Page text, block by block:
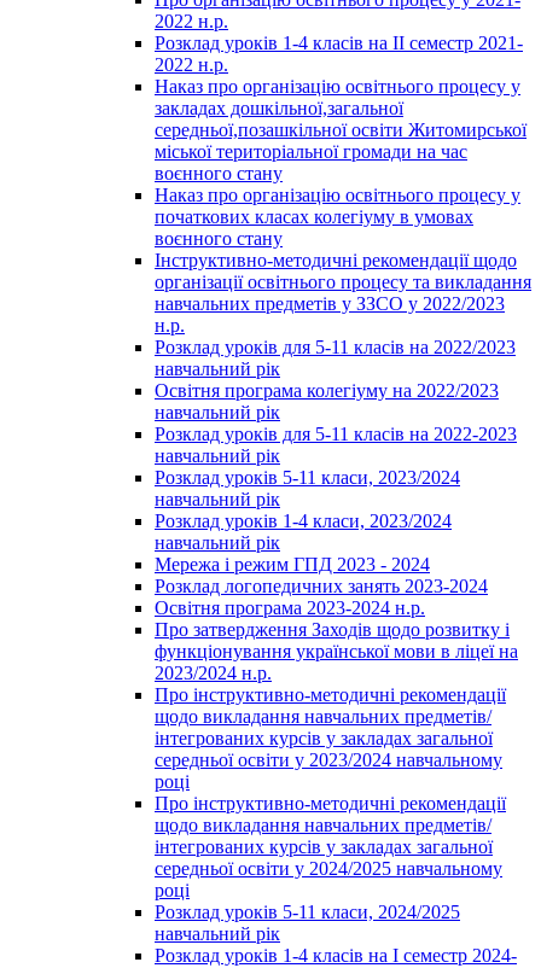
2022 н.р.
Розклад уроків 1-4 класів на ІІ семестр 2021-
2022 н.р.
Наказ про організацію освітнього процесу у
закладах дошкільної,загальної
середньої,позашкільної освіти Житомирської
міської територіальної громади на час
воєнного стану
Наказ про організацію освітнього процесу у
початкових класах колегіуму в умовах
воєнного стану
Інструктивно-методичні рекомендації щодо
організації освітнього процесу та викладання
навчальних предметів у ЗЗСО у 2022/2023
н.р.
Розклад уроків для 5-11 класів на 2022/2023
навчальний рік
Освітня програма колегіуму на 2022/2023
навчальний рік
Розклад уроків для 5-11 класів на 2022-2023
навчальний рік
Розклад уроків 5-11 класи, 2023/2024
навчальний рік
Розклад уроків 1-4 класи, 2023/2024
навчальний рік
Мережа і режим ГПД 2023 - 2024
Розклад логопедичних занять 2023-2024
Освітня програма 2023-2024 н.р.
Про затвердження Заходів щодо розвитку і
функціонування української мови в ліцеї на
2023/2024 н.р.
Про інструктивно-методичні рекомендації
щодо викладання навчальних предметів/
інтегрованих курсів у закладах загальної
середньої освіти у 2023/2024 навчальному
році
Про інструктивно-методичні рекомендації
щодо викладання навчальних предметів/
інтегрованих курсів у закладах загальної
середньої освіти у 2024/2025 навчальному
році
Розклад уроків 5-11 класи, 2024/2025
навчальний рік
Розклад уроків 1-4 класів на І семестр 2024-